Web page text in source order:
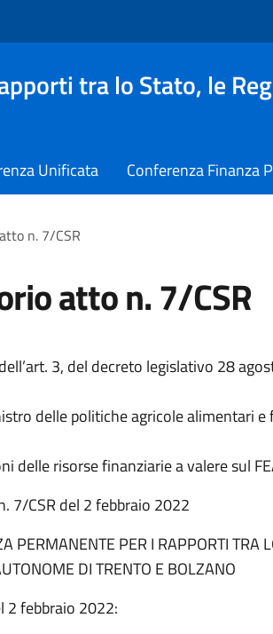
tra lo Stato, le
Unificata Conferenza Finanza
n. 7/CSR
atto n. 7/CSR
3, del decreto legislativo 28
delle politiche agricole alimentari
delle risorse finanziarie a valere sul
7/CSR del 2 febbraio 2022
PERMANENTE PER I RAPPORTI TRA
DI TRENTO E BOLZANO
2 febbraio 2022: